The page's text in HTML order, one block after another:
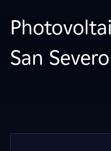
San Severo